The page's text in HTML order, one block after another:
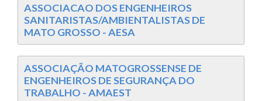
ASSOCIACAO DOS ENGENHEIROS
SANITARISTAS/AMBIENTALISTAS DE
MATO GROSSO - AESA
ASSOCIAÇÃO MATOGROSSENSE DE
ENGENHEIROS DE SEGURANÇA DO
TRABALHO - AMAEST